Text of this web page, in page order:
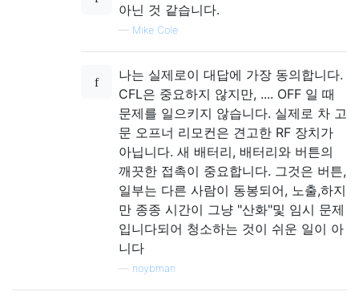
아닌 것 같습니다.
— Mike Cole
나는 실제로이 대답에 가장 동의합니다.
CFL은 중요하지 않지만, .... OFF 일 때
문제를 일으키지 않습니다. 실제로 차 고
문 오프너 리모컨은 견고한 RF 장치가
아닙니다. 새 배터리, 배터리와 버튼의
깨끗한 접촉이 중요합니다. 그것은 버튼,
일부는 다른 사람이 동봉되어, 노출,하지
만 종종 시간이 그냥 "산화"및 임시 문제
입니다되어 청소하는 것이 쉬운 일이 아
니다
noybman